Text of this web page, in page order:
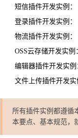
短信插件开发实例：
登录插件开发实例：
物流插件开发实例：
OSS云存储开发实例
编辑器插件开发实例
文件上传插件开发实
所有插件实例都遵循
本要点、基本规范，